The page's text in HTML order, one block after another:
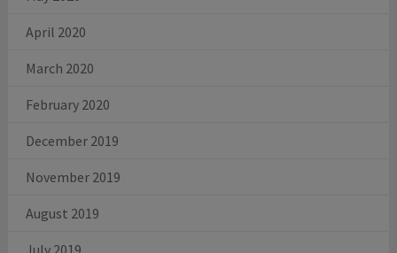
April 2020
March 2020
February 2020
December 2019
November 2019
August 2019